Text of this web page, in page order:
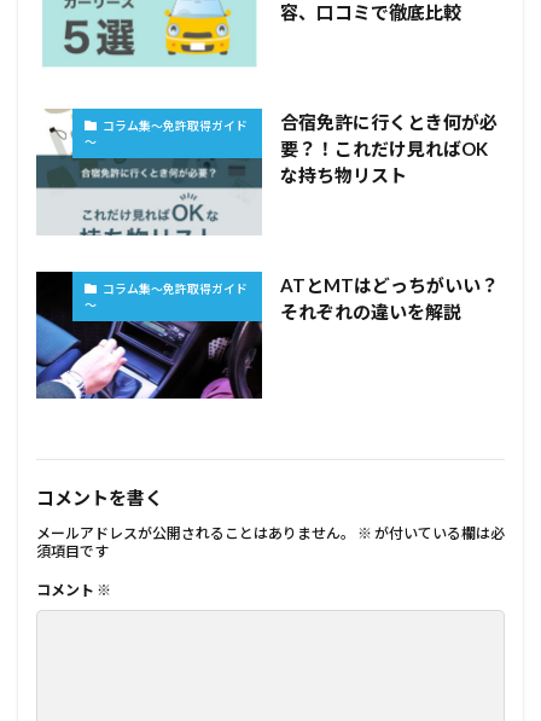
容、口コミで徹底比較
コラム集～免許取得ガイド
～
合宿免許に行くとき何が必
要？！これだけ見ればOK
な持ち物リスト
コラム集～免許取得ガイド
～
ATとMTはどっちがいい？
それぞれの違いを解説
コメントを書く
メールアドレスが公開されることはありません。 ※ が付いている欄は必
須項目です
コメント ※